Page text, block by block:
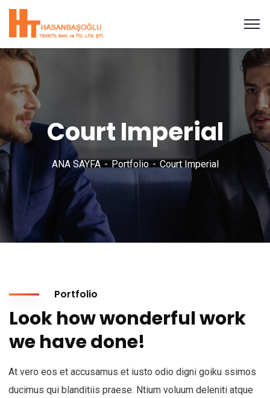
Court Imperial
ANA SAYFA Portfolio Court Imperial
Portfolio
Look how wonderful work
we have done!
At vero eos et accusamus et iusto odio digni goiku ssimos
ducimus qui blanditiis praese. Ntium voluum deleniti atque